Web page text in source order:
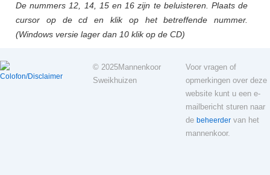
De nummers 12, 14, 15 en 16 zijn te beluisteren. Plaats de
cursor op de cd en klik op het betreffende nummer.
(Windows versie lager dan 10 klik op de CD)
Colofon/Disclaimer
© 2025Mannenkoor
Sweikhuizen
Voor vragen of
opmerkingen over deze
website kunt u een e-
mailbericht sturen naar
debeheerder van het
mannenkoor.